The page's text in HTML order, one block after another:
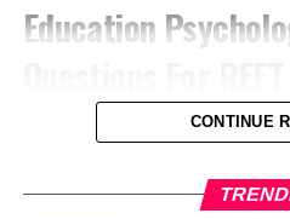
Ans- d
(a) जेरोम ब्रूनर
(b) एरिक रूरिक्सन
(3) इन्सोनिमा
Education
Q1. समान तत्वों का सिद्धांत दिया –
CONTINUE